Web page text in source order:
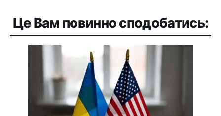
Це Вам повинно сподобатись: